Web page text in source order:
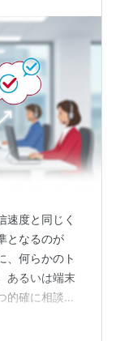
速度と同じく
となるのが
、何らかのト
あるいは端末
的確に相談で
りにくい」